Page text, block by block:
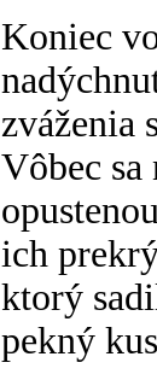
Koniec
zváženia
Vôbec
ich
ktorý
pekný